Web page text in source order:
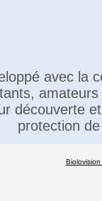
avec la
découverte
protection
Biolovision